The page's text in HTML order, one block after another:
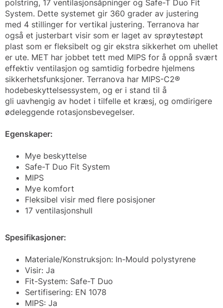
polstring, 17 ventilasjonsåpninger og Safe-T Duo Fit
System. Dette systemet gir 360 grader av justering
med 4 stillinger for vertikal justering. Terranova har
også et justerbart visir som er laget av sprøytestøpt
plast som er fleksibelt og gir ekstra sikkerhet om uhellet
er ute. MET har jobbet tett med MIPS for å oppnå svært
effektiv ventilasjon og samtidig forbedre hjelmens
sikkerhetsfunksjoner. Terranova har MIPS-C2®
hodebeskyttelsessystem, og er i stand til å
gli uavhengig av hodet i tilfelle et kræsj, og omdirigere
ødeleggende rotasjonsbevegelser.
Egenskaper:
Mye beskyttelse
Safe-T Duo Fit System
MIPS
Mye komfort
Fleksibel visir med flere posisjoner
17 ventilasjonshull
Spesifikasjoner:
Materiale/Konstruksjon: In-Mould polystyrene
Visir: Ja
Fit-System: Safe-T Duo
Sertifisering: EN 1078
MIPS: Ja